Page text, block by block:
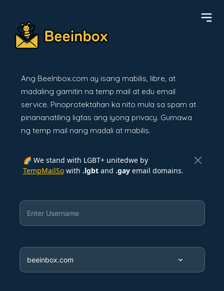
Ang BeeInbox.com ay isang mabilis, libre, at
madaling gamitin na temp mail at edu email
service. Pinoprotektahan ka nito mula sa spam at
pinananatiling ligtas ang iyong privacy. Gumawa
ng temp mail nang madali at mabilis.
🌈 We stand with LGBT+ unitedwe by
TempMailSowith .lgbtand .gayemail domains.